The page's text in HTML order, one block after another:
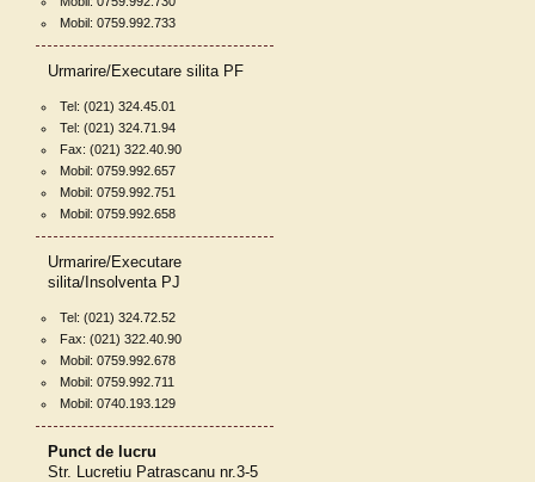
Mobil: 0759.992.733
Urmarire/Executare silita PF
Tel: (021) 324.45.01
Tel: (021) 324.71.94
Fax: (021) 322.40.90
Mobil: 0759.992.657
Mobil: 0759.992.751
Mobil: 0759.992.658
Urmarire/Executare
silita/Insolventa PJ
Tel: (021) 324.72.52
Fax: (021) 322.40.90
Mobil: 0759.992.678
Mobil: 0759.992.711
Mobil: 0740.193.129
Punct de lucru
Str. Lucretiu Patrascanu nr.3-5